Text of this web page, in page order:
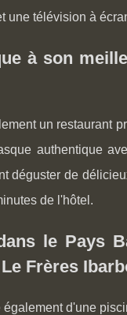
une télévision à
à son
un restaurant
authentique
déguster de
de l'hôtel.
le Pays
Frères
d'une